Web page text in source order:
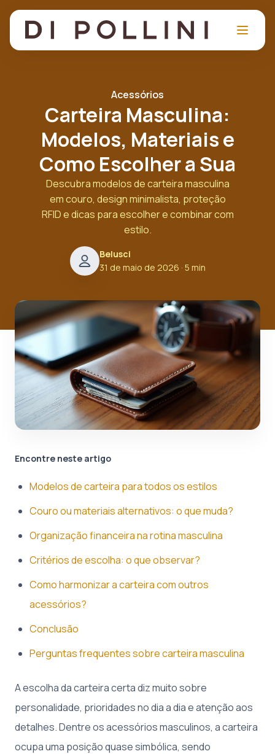
Acessórios
Carteira Masculina:
Modelos, Materiais e
Como Escolher a Sua
Descubra modelos de carteira masculina
em couro, design minimalista, proteção
RFID e dicas para escolher e combinar com
estilo.
Belusci
31 de maio de 2026 · 5 min
Encontre neste artigo
Modelos de carteira para todos os estilos
Couro ou materiais alternativos: o que muda?
Organização financeira na rotina masculina
Critérios de escolha: o que observar?
Como harmonizar a carteira com outros
acessórios?
Conclusão
Perguntas frequentes sobre carteira masculina
A escolha da carteira certa diz muito sobre
personalidade, prioridades no dia a dia e atenção aos
detalhes. Dentre os acessórios masculinos, a carteira
ocupa uma posição quase simbólica, sendo